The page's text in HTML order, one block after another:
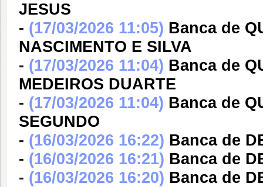
JESUS
- (17/03/2026 11:05) Banca de
NASCIMENTO E SILVA
- (17/03/2026 11:04) Banca de
MEDEIROS DUARTE
- (17/03/2026 11:04) Banca de
SEGUNDO
- (16/03/2026 16:22) Banca de
- (16/03/2026 16:21) Banca de
- (16/03/2026 16:20) Banca de